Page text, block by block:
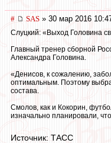
# SAS » 30 мар 2016
Слуцкий: «Выход Головина
Главный тренер сборной
Александра Головина.
«Денисов, к сожалению,
оптимальным. Поэтому
состава.
Смолов, как и Кокорин,
изначально планировали,
Источник: ТАСС